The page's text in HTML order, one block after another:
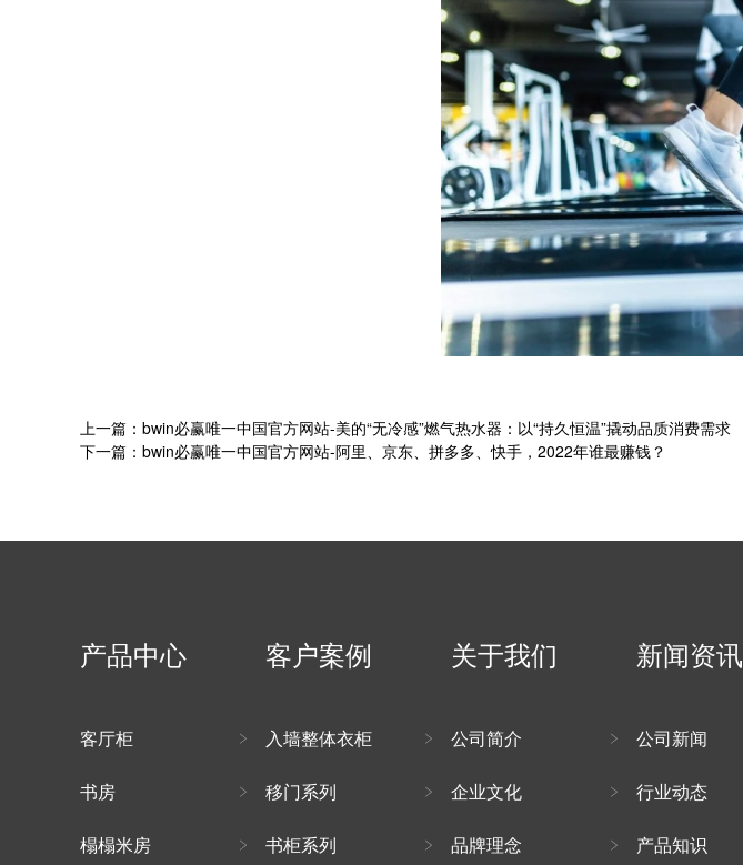
上一篇：bwin必赢唯一中国官方网站-美的“无冷感”燃气热水器：以“持久恒温”撬动品质消费需求
下一篇：bwin必赢唯一中国官方网站-阿里、京东、拼多多、快手，2022年谁最赚钱？
产品中心
客厅柜
书房
榻榻米房
客户案例
入墙整体衣柜
移门系列
书柜系列
关于我们
公司简介
企业文化
品牌理念
新闻资讯
公司新闻
行业动态
产品知识